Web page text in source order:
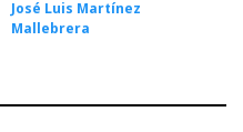
José Luis Martínez
Mallebrera